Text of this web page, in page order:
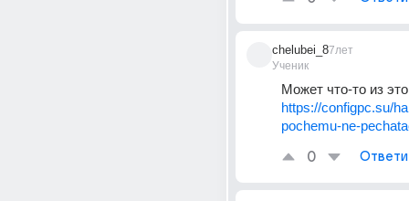
chelubei_8
Ученик
7лет
Может что-то из
https://configpc.su/
pochemu-ne-
0